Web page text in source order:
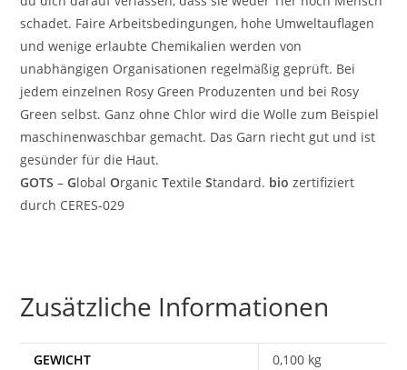
schadet. Faire Arbeitsbedingungen, hohe Umweltauflagen
und wenige erlaubte Chemikalien werden von
unabhängigen Organisationen regelmäßig geprüft. Bei
jedem einzelnen Rosy Green Produzenten und bei Rosy
Green selbst. Ganz ohne Chlor wird die Wolle zum Beispiel
maschinenwaschbar gemacht. Das Garn riecht gut und ist
gesünder für die Haut.
GOTS –GlobalOrganicTextileStandard. bio zertifiziert
durch CERES-029
Zusätzliche Informationen
GEWICHT
0,100 kg